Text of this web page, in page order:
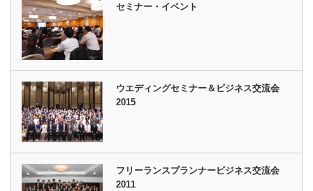
セミナー・イベント
ウエディングセミナー＆ビジネス交流会
2015
フリーランスプランナービジネス交流会
2011